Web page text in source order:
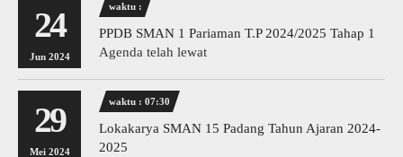
24
Jun 2024
waktu :
PPDB SMAN 1 Pariaman T.P 2024/2025 Tahap 1
Agenda telah lewat
29
Mei 2024
waktu : 07:30
Lokakarya SMAN 15 Padang Tahun Ajaran 2024-
2025